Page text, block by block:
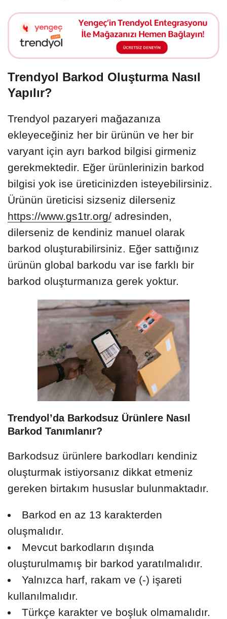
Trendyol Barkod Oluşturma Nasıl
Yapılır?
Trendyol pazaryeri mağazanıza
ekleyeceğiniz her bir ürünün ve her bir
varyant için ayrı barkod bilgisi girmeniz
gerekmektedir. Eğer ürünlerinizin barkod
bilgisi yok ise üreticinizden isteyebilirsiniz.
Ürünün üreticisi sizseniz dilerseniz
https://www.gs1tr.org/ adresinden,
dilerseniz de kendiniz manuel olarak
barkod oluşturabilirsiniz. Eğer sattığınız
ürünün global barkodu var ise farklı bir
barkod oluşturmanıza gerek yoktur.
Trendyol’da Barkodsuz Ürünlere Nasıl
Barkod Tanımlanır?
Barkodsuz ürünlere barkodları kendiniz
oluşturmak istiyorsanız dikkat etmeniz
gereken birtakım hususlar bulunmaktadır.
Barkod en az 13 karakterden
oluşmalıdır.
Mevcut barkodların dışında
oluşturulmamış bir barkod yaratılmalıdır.
Yalnızca harf, rakam ve (-) işareti
kullanılmalıdır.
Türkçe karakter ve boşluk olmamalıdır.